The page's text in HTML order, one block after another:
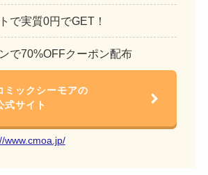
で実質0円でGET！
で70%OFFクーポン配布
ミックシーモアの
式サイト
www.cmoa.jp/